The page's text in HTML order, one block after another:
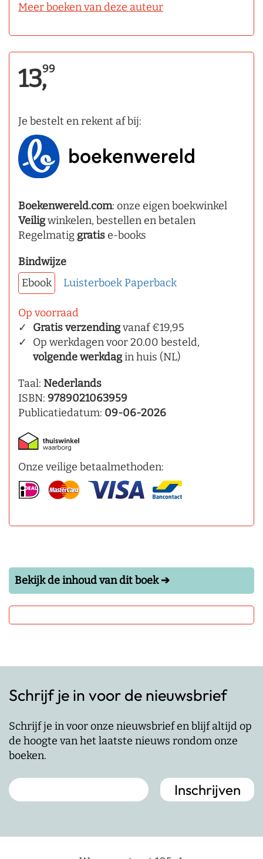
Meer boeken van deze auteur
13,99
Je bestelt en rekent af bij:
Boekenwereld.com: onze eigen boekwinkel
Veiligwinkelen, bestellen en betalen
Regelmatig gratise-books
Bindwijze
Ebook
Luisterboek Paperback
Op voorraad
Gratis verzendingvanaf €19,95
Op werkdagen voor 20.00 besteld,
volgende werkdagin huis (NL)
Taal: Nederlands
ISBN: 9789021063959
Publicatiedatum: 09-06-2026
Onze veilige betaalmethoden:
Bekijk de inhoud van dit boek ➔
Schrijf je in voor de nieuwsbrief
Schrijf je in voor onze nieuwsbrief en blijf altijd op
de hoogte van het laatste nieuws rondom onze
boeken.